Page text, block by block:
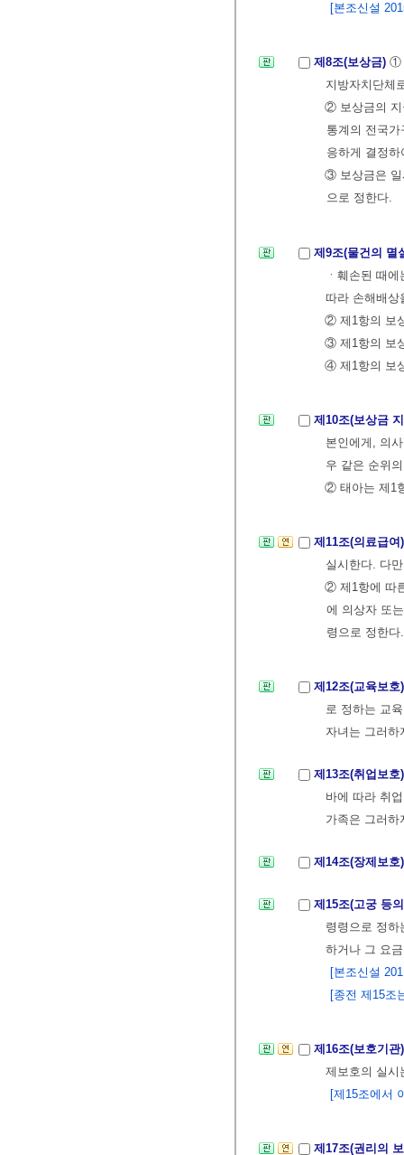
[본조신설
제8조(보상금) ①
지방자치단체
② 보상금의 지
통계의 전국
응하게 결정
③ 보상금은 일
으로 정한다.
제9조(물건의 멸
ㆍ훼손된 때
따라 손해배상
② 제1항의 보
③ 제1항의 보
④ 제1항의 보
제10조(보상금
본인에게, 의
우 같은 순위
② 태아는 제1
제11조(의료급
실시한다. 다
② 제1항에 따
에 의상자 또
령으로 정한
제12조(교육보
로 정하는 교
자녀는 그러하
제13조(취업보
바에 따라 취
가족은 그러하
제14조(장제보
제15조(고궁 등
령령으로 정
하거나 그 요
[본조신설
[종전 제15조
제16조(보호기
제보호의 실시
[제15조에서
제17조(권리의